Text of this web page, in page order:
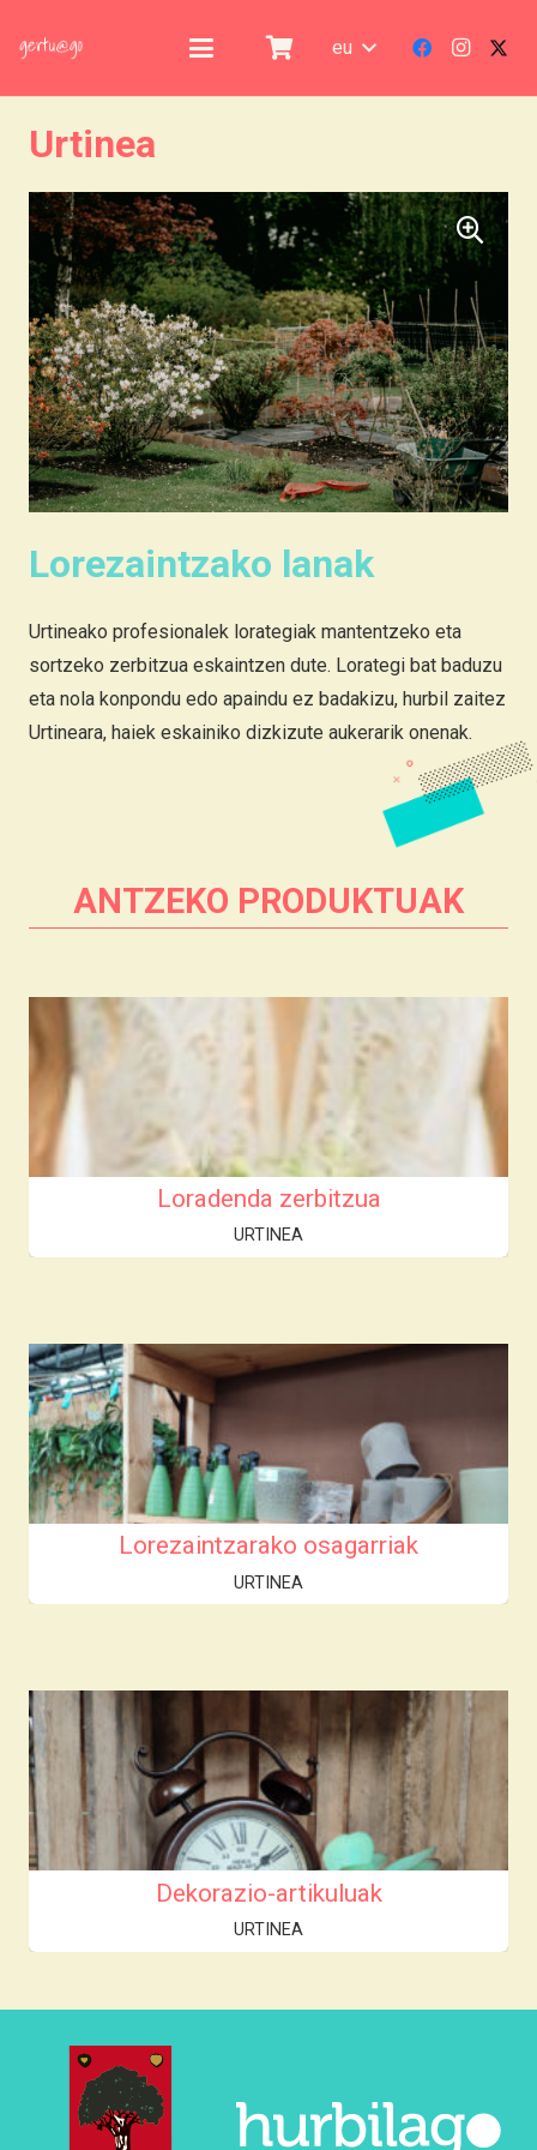
eu
Urtinea
Lorezaintzako lanak
Urtineako profesionalek lorategiak mantentzeko eta
sortzeko zerbitzua eskaintzen dute. Lorategi bat baduzu
eta nola konpondu edo apaindu ez badakizu, hurbil zaitez
Urtineara, haiek eskainiko dizkizute aukerarik onenak.
ANTZEKO PRODUKTUAK
Loradenda zerbitzua
URTINEA
Lorezaintzarako osagarriak
URTINEA
Dekorazio-artikuluak
URTINEA